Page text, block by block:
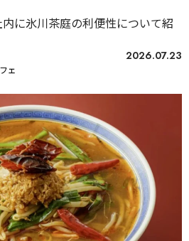
に氷川茶庭の利便性について紹
2026.07.23
ェ